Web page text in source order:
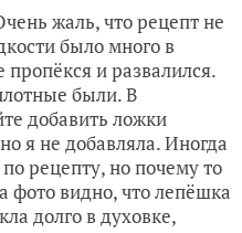
жаль, что рецепт не
было много в
и развалился.
были. В
добавить ложки
я не добавляла. Иногда
рецепту, но почему то
фото видно, что лепёшка
долго в духовке,